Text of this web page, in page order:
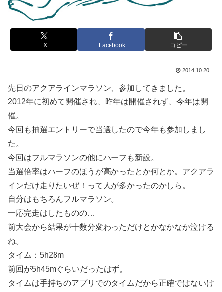
X Facebook コピー
2014.10.20
先日のアクアラインマラソン、参加してきました。
2012年に初めて開催され、昨年は開催されず、今年は開
催。
今回も抽選エントリーで当選したので今年も参加しまし
た。
今回はフルマラソンの他にハーフも新設。
当選倍率はハーフのほうが高かったとか何とか。アクアラ
インだけ走りたいぜ！って人が多かったのかしら。
自分はもちろんフルマラソン。
一応完走はしたものの…
前大会から結果が十数分変わっただけとかなかなか泣ける
ね。
タイム：5h28m
前回が5h45mぐらいだったはず。
タイムは手持ちのアプリでのタイムだから正確ではないけ